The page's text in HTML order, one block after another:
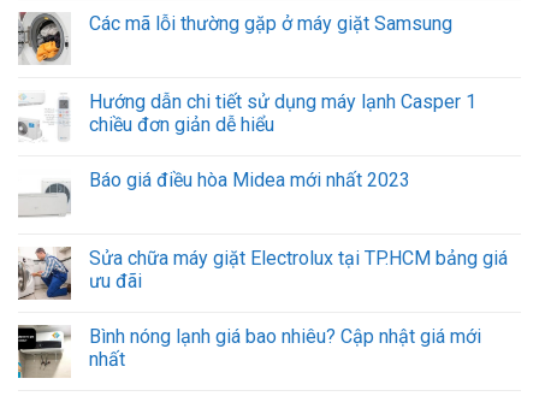
Các mã lỗi thường gặp ở máy giặt Samsung
Hướng dẫn chi tiết sử dụng máy lạnh Casper 1
chiều đơn giản dễ hiểu
Báo giá điều hòa Midea mới nhất 2023
Sửa chữa máy giặt Electrolux tại TP.HCM bảng giá
ưu đãi
Bình nóng lạnh giá bao nhiêu? Cập nhật giá mới
nhất